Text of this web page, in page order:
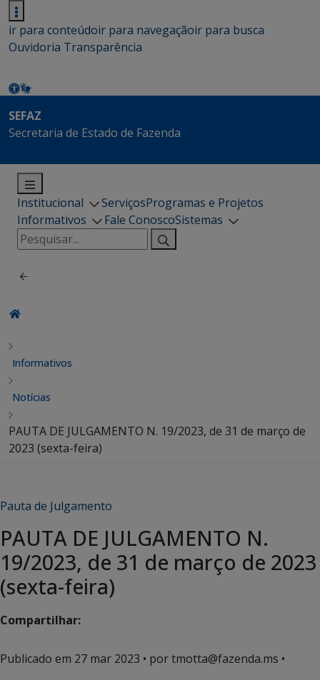
ir para conteúdoir para navegaçãoir para busca
Ouvidoria Transparência
SEFAZ
Secretaria de Estado de Fazenda
Institucional ServiçosProgramas e Projetos
Informativos
Fale ConoscoSistemas
Pesquisar
por:
Informativos
Notícias
PAUTA DE JULGAMENTO N. 19/2023, de 31 de março de
2023 (sexta-feira)
Pauta de Julgamento
PAUTA DE JULGAMENTO N.
19/2023, de 31 de março de 2023
(sexta-feira)
Compartilhar:
Publicado em 27 mar 2023 • por tmotta@fazenda.ms •